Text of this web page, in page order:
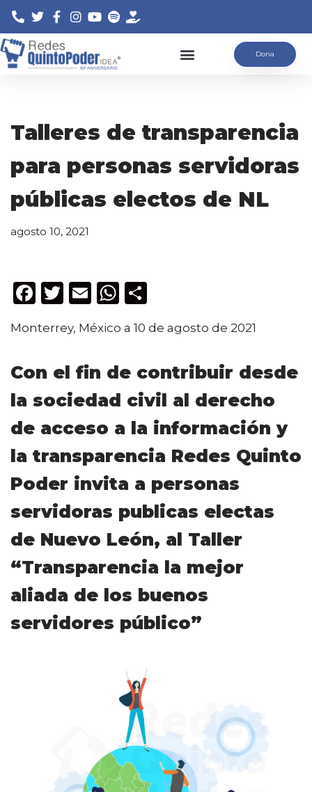
Saltar
al
Dona
Talleres de transparencia
para personas servidoras
públicas electos de NL
agosto 10, 2021
F
c
b
o
o
k
T
it
te
r
E
ai
W
a
A
p
p
m
ar
ti
r
Monterrey, México a 10 de agosto de 2021
Con el fin de contribuir desde
la sociedad civil al derecho
de acceso a la información y
la transparencia Redes Quinto
Poder invita a personas
servidoras publicas electas
de Nuevo León, al Taller
“Transparencia la mejor
aliada de los buenos
servidores público”